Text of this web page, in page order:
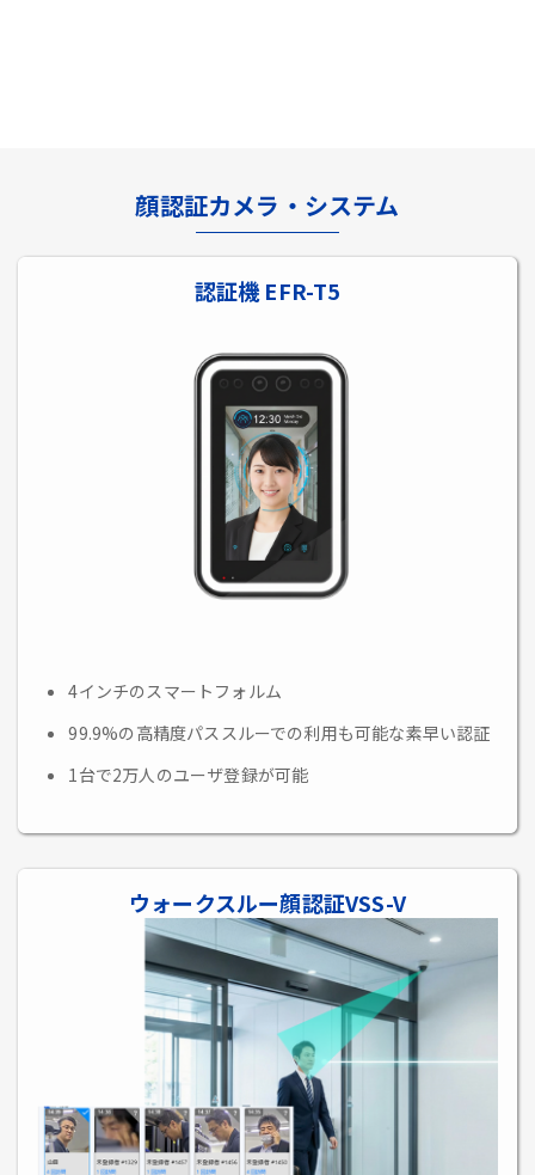
顔認証カメラ・システム
認証機 EFR-T5
4インチのスマートフォルム
99.9%の高精度パススルーでの利用も可能な素早い認証
1台で2万人のユーザ登録が可能
ウォークスルー顔認証VSS-V